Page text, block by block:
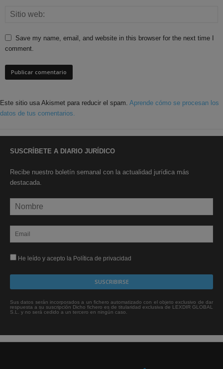
Save my name, email, and website in this browser for the next time I
comment.
Este sitio usa Akismet para reducir el spam. Aprende cómo se procesan los
datos de tus comentarios.
SUSCRÍBETE A DIARIO JURÍDICO
Recibe nuestro boletín semanal con la actualidad jurídica más
destacada.
He leído y acepto la Política de privacidad
Sus datos serán incorporados a un fichero automatizado con el objeto exclusivo de dar
respuesta a su suscripción Dicho fichero es de titularidad exclusiva de LEXDIR GLOBAL
S.L. y no será cedido a un tercero en ningún caso.